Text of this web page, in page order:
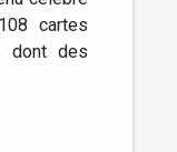
cartes
dont des